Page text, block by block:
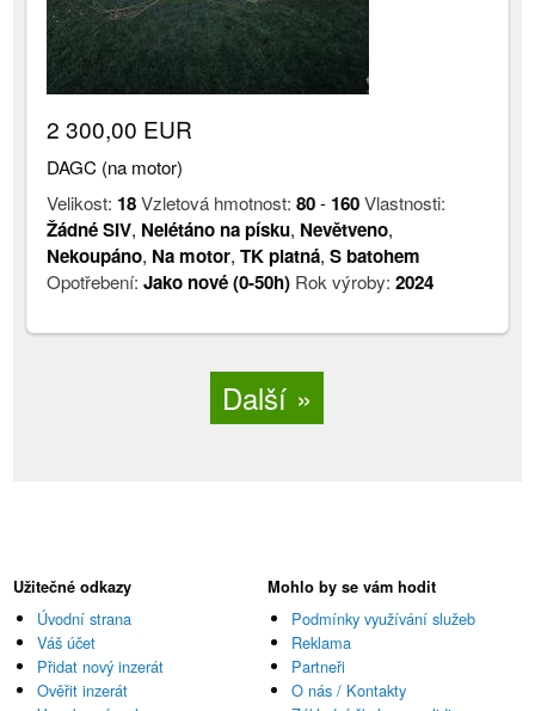
2 300,00 EUR
DAGC (na motor)
Velikost: 18Vzletová hmotnost:80- 160Vlastnosti:
Žádné SIV, Nelétáno na písku, Nevětveno,
Nekoupáno, Na motor,TK platná,S batohem
Opotřebení:Jako nové (0-50h) Rok výroby:2024
Další
Užitečné odkazy
Úvodní strana
Váš účet
Přidat nový inzerát
Ověřit inzerát
Mohlo by se vám hodit
Podmínky využívání služeb
Reklama
Partneři
O nás / Kontakty